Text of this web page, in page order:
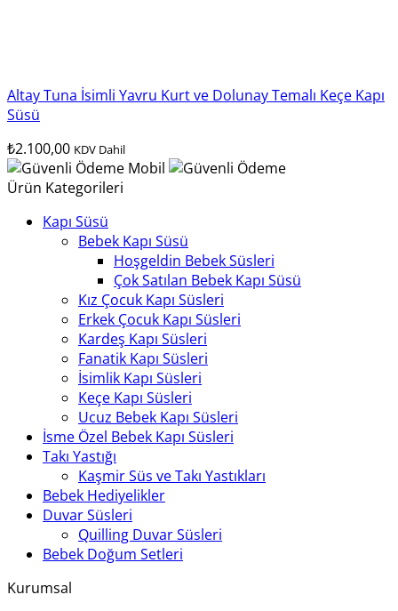
Altay Tuna İsimli Yavru Kurt ve Dolunay Temalı Keçe Kapı
Süsü
₺2.100,00 KDV Dahil
Ürün Kategorileri
Kapı Süsü
Bebek Kapı Süsü
Hoşgeldin Bebek Süsleri
Çok Satılan Bebek Kapı Süsü
Kız Çocuk Kapı Süsleri
Erkek Çocuk Kapı Süsleri
Kardeş Kapı Süsleri
Fanatik Kapı Süsleri
İsimlik Kapı Süsleri
Keçe Kapı Süsleri
Ucuz Bebek Kapı Süsleri
İsme Özel Bebek Kapı Süsleri
Takı Yastığı
Kaşmir Süs ve Takı Yastıkları
Bebek Hediyelikler
Duvar Süsleri
Quilling Duvar Süsleri
Bebek Doğum Setleri
Kurumsal